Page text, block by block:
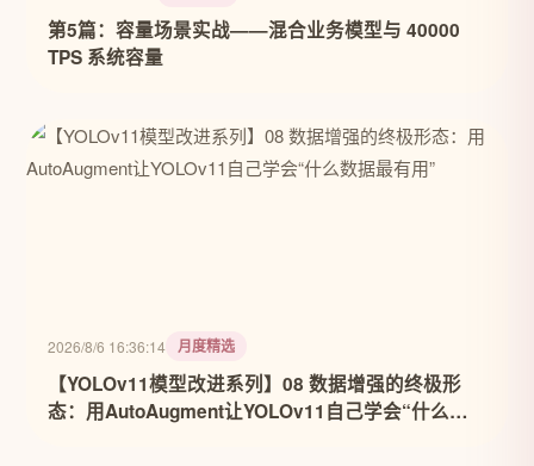
第5篇：容量场景实战——混合业务模型与 40000
TPS 系统容量
2026/8/6 16:36:14 月度精选
【YOLOv11模型改进系列】08 数据增强的终极形
态：用AutoAugment让YOLOv11自己学会“什么数